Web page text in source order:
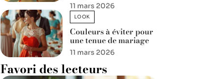
11 mars 2026
LOOK
Couleurs à éviter pour
une tenue de mariage
11 mars 2026
Favori des lecteurs